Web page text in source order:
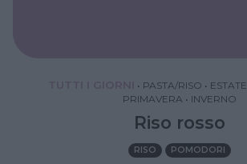
• PASTA/RISO • ESTATE
PRIMAVERA • INVERNO
Riso rosso
RISO POMODORI